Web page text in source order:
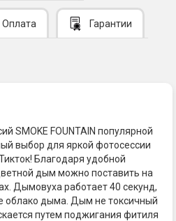
Оплата Гарантии
SMOKE FOUNTAIN популярной
выбор для яркой фотосессии
Благодаря удобной
дым можно поставить на
Дымовуха работает 40 секунд,
облако дыма. Дым не токсичный
путем поджигания фитиля